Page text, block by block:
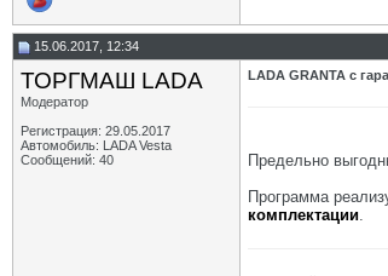
15.06.2017, 12:34
ТОРГМАШ LADA
Модератор
Регистрация: 29.05.2017
Автомобиль: LADA Vesta
Сообщений: 40
LADA GRANTA с
Предельно
Программа
комплектации.